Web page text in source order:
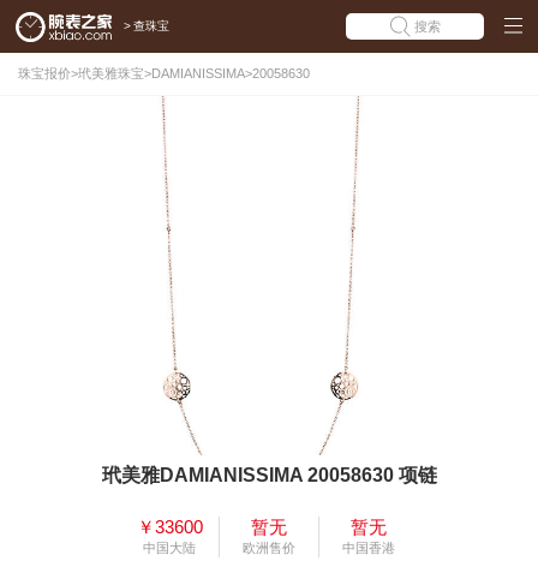
> 查珠宝 搜索
珠宝报价>玳美雅珠宝>DAMIANISSIMA>20058630
玳美雅DAMIANISSIMA 20058630 项链
￥33600
中国大陆
暂无
欧洲售价
暂无
中国香港